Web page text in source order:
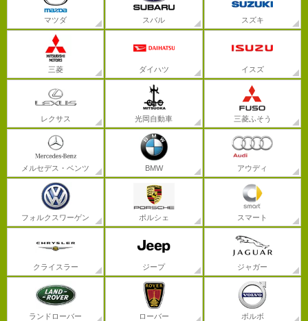
マツダ スバル スズキ
三菱 ダイハツ イスズ
レクサス 光岡自動車 三菱ふそう
メルセデス・ベンツ BMW アウディ
フォルクスワーゲン ポルシェ スマート
クライスラー ジープ ジャガー
ランドローバー ローバー ボルボ